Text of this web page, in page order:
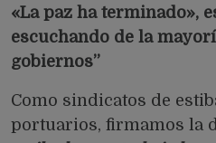
«La paz ha terminado»,
escuchando de la
gobiernos”
Como sindicatos de
portuarios, firmamos la